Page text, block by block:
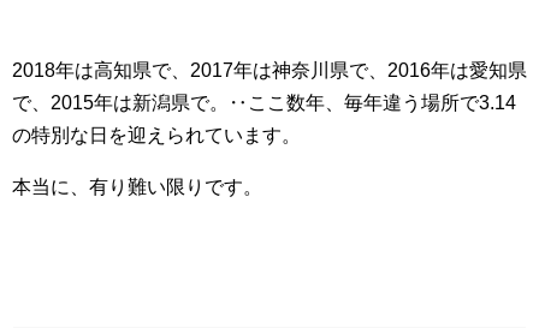
2018年は高知県で、2017年は神奈川県で、2016年は愛知県
で、2015年は新潟県で。‥ここ数年、毎年違う場所で3.14
の特別な日を迎えられています。
本当に、有り難い限りです。